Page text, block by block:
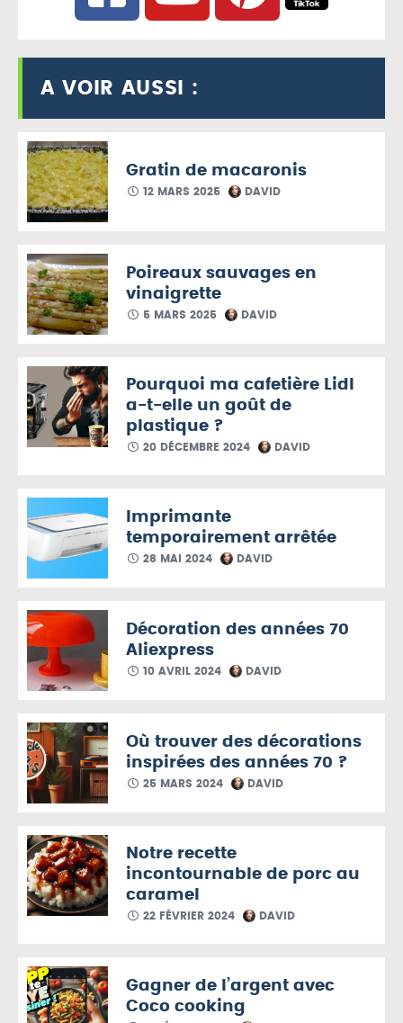
A VOIR AUSSI :
Gratin de macaronis
12 MARS 2025 DAVID
Poireaux sauvages en
vinaigrette
5 MARS 2025 DAVID
Pourquoi ma cafetière Lidl
a-t-elle un goût de
plastique ?
20 DÉCEMBRE 2024 DAVID
Imprimante
temporairement arrêtée
28 MAI 2024 DAVID
Décoration des années 70
Aliexpress
10 AVRIL 2024 DAVID
Où trouver des décorations
inspirées des années 70 ?
25 MARS 2024 DAVID
Notre recette
incontournable de porc au
caramel
22 FÉVRIER 2024 DAVID
Gagner de l’argent avec
Coco cooking